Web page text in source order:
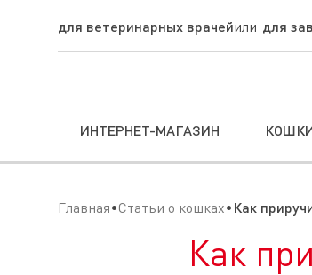
для ветеринарных врачей для
ИНТЕРНЕТ-МАГАЗИН
Главная Статьи о кошках Как
Как